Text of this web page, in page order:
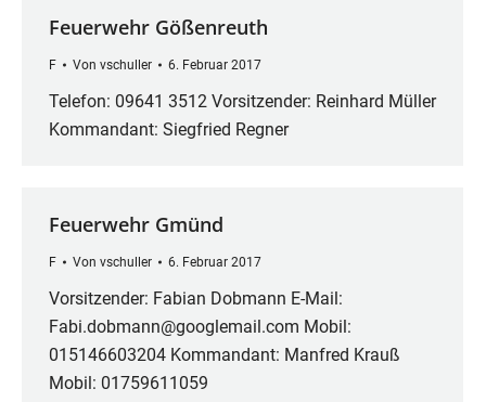
Feuerwehr Gößenreuth
F Von vschuller 6. Februar 2017
Telefon: 09641 3512 Vorsitzender: Reinhard Müller
Kommandant: Siegfried Regner
Feuerwehr Gmünd
F Von vschuller 6. Februar 2017
Vorsitzender: Fabian Dobmann E-Mail:
Fabi.dobmann@googlemail.com Mobil:
015146603204 Kommandant: Manfred Krauß
Mobil: 01759611059